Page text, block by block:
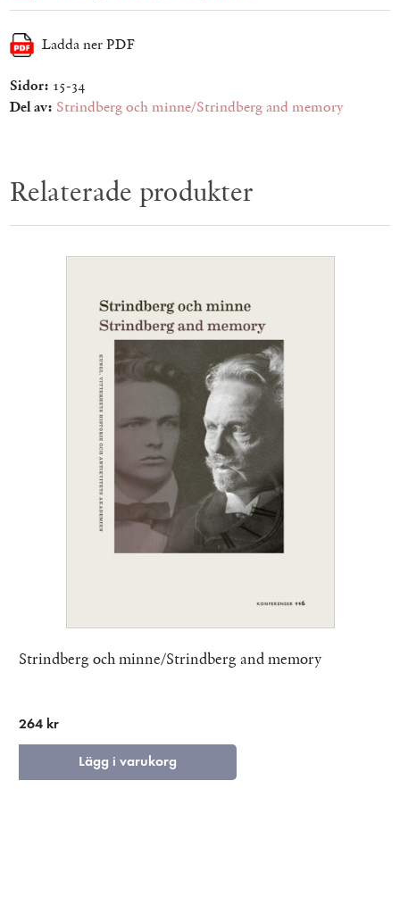
Ladda ner PDF
Sidor: 15-34
Del av: Strindberg och minne/Strindberg and memory
Relaterade produkter
Strindberg och minne/Strindberg and memory
264 kr
Lägg i varukorg